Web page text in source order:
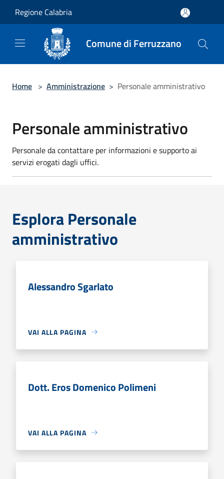
Regione Calabria
Comune di Ferruzzano
Home > Amministrazione > Personale amministrativo
Personale amministrativo
Personale da contattare per informazioni e supporto ai
servizi erogati dagli uffici.
Esplora Personale
amministrativo
Alessandro Sgarlato
VAI ALLA PAGINA
Dott. Eros Domenico Polimeni
VAI ALLA PAGINA